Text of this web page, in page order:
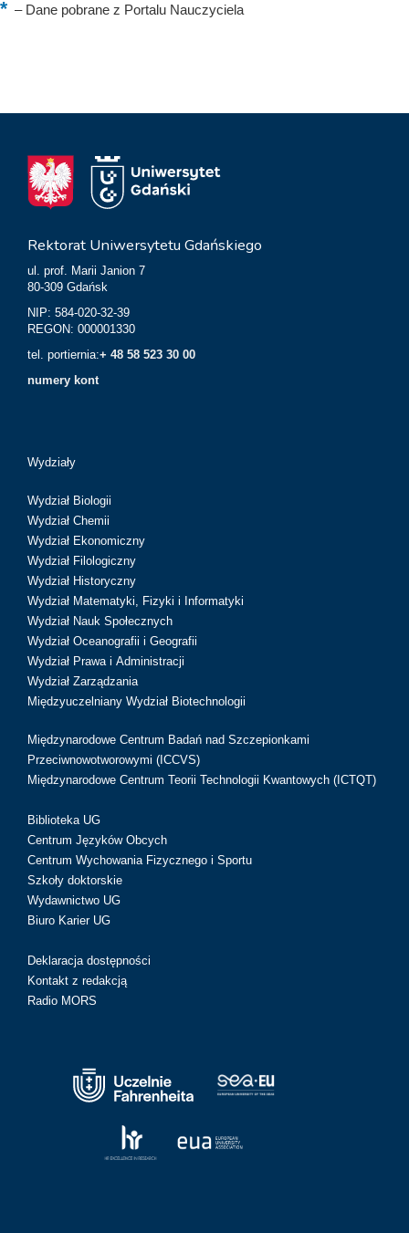
–Dane pobrane z Portalu Nauczyciela
Rektorat Uniwersytetu Gdańskiego
ul. prof. Marii Janion 7
80-309 Gdańsk
NIP: 584-020-32-39
REGON: 000001330
tel. portiernia:+ 48 58 523 30 00
numery kont
Wydziały
Wydział Biologii
Wydział Chemii
Wydział Ekonomiczny
Wydział Filologiczny
Wydział Historyczny
Wydział Matematyki, Fizyki i Informatyki
Wydział Nauk Społecznych
Wydział Oceanografii i Geografii
Wydział Prawa i Administracji
Wydział Zarządzania
Międzyuczelniany Wydział Biotechnologii
Międzynarodowe Centrum Badań nad Szczepionkami
Przeciwnowotworowymi (ICCVS)
Międzynarodowe Centrum Teorii Technologii Kwantowych (ICTQT)
Biblioteka UG
Centrum Języków Obcych
Centrum Wychowania Fizycznego i Sportu
Szkoły doktorskie
Wydawnictwo UG
Biuro Karier UG
Deklaracja dostępności
Kontakt z redakcją
Radio MORS